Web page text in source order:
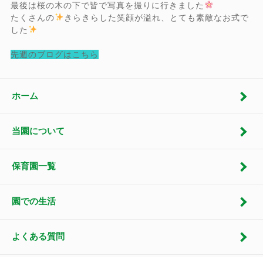
最後は桜の木の下で皆で写真を撮りに行きました
たくさんの
きらきらした笑顔が溢れ、とても素敵なお式で
した
先週のブログはこちら
ホーム
当園について
保育園一覧
園での生活
よくある質問